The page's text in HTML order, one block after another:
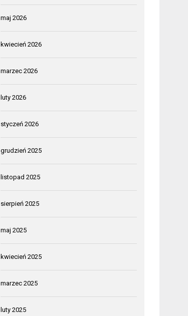
maj 2026
kwiecień 2026
marzec 2026
luty 2026
styczeń 2026
grudzień 2025
listopad 2025
sierpień 2025
maj 2025
kwiecień 2025
marzec 2025
luty 2025